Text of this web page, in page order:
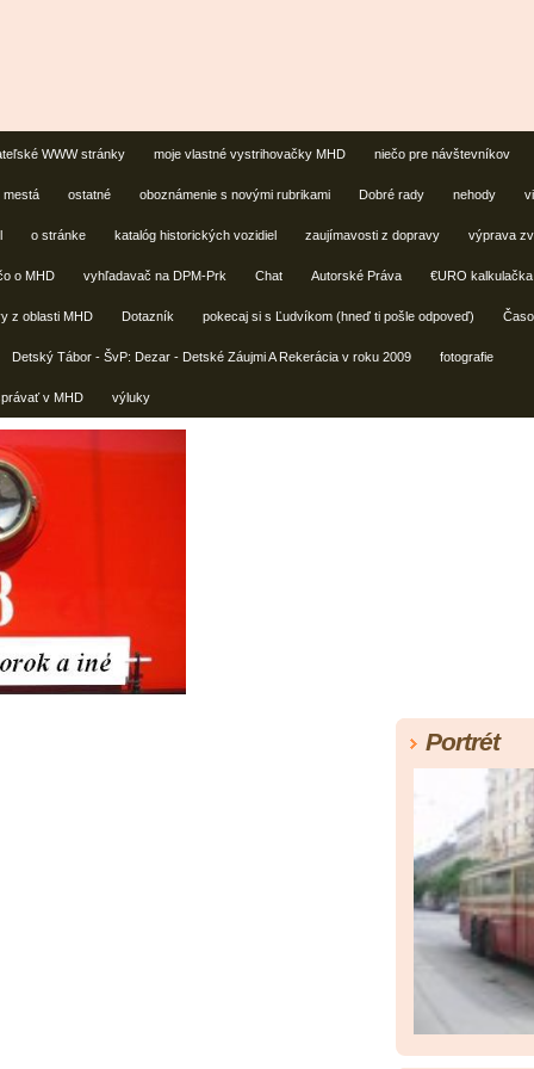
WWW stránky moje vlastné vystrihovačky MHD niečo pre návštevníkov
mestá ostatné oboznámenie s novými rubrikami Dobré rady nehody
o stránke katalóg historických vozidiel zaujímavosti z dopravy výprava
o MHD vyhľadavač na DPM-Prk Chat Autorské Práva €URO kalkulačka
z oblasti MHD Dotazník pokecaj si s Ľudvíkom (hneď ti pošle odpoveď)
Detský Tábor - ŠvP: Dezar - Detské Záujmi A Rekerácia v roku 2009 fotografie
v MHD výluky
Portrét